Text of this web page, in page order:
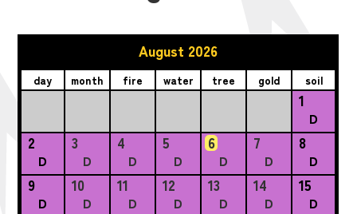
August 2026
day month fire water tree gold soil
1
D
2
D
3
D
4
D
5
D
6
D
7
D
8
D
9
D
10
D
11
D
12
D
13
D
14
D
15
D